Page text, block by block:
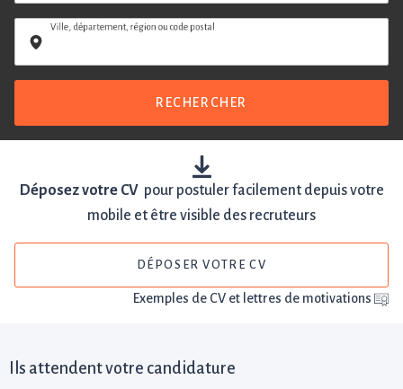
Ville, département, région ou code postal
RECHERCHER
Déposez votre CVpour postuler facilement depuis votre
mobile et être visible des recruteurs
DÉPOSER VOTRE CV
Exemples de CV et lettres de motivations
Ils attendent votre candidature